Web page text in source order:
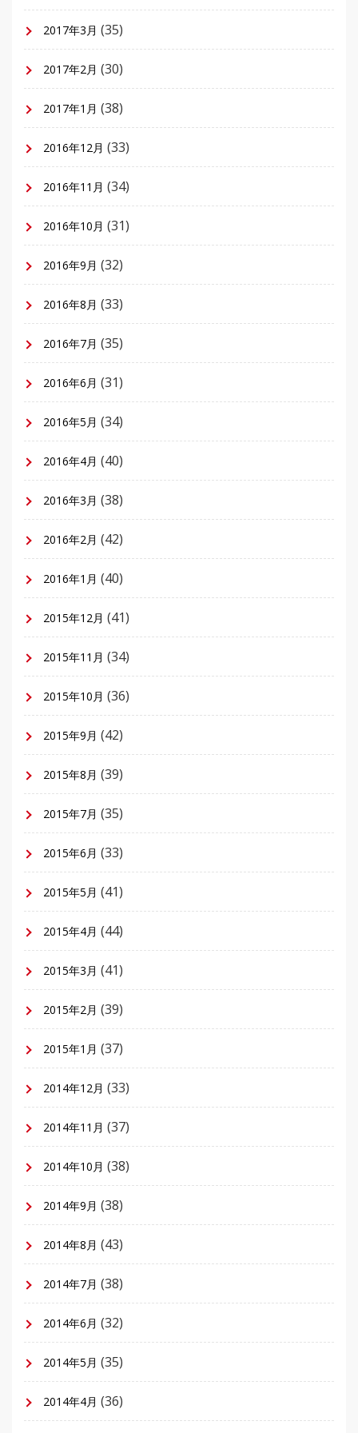
2017年3月 (35)
2017年2月 (30)
2017年1月 (38)
2016年12月 (33)
2016年11月 (34)
2016年10月 (31)
2016年9月 (32)
2016年8月 (33)
2016年7月 (35)
2016年6月 (31)
2016年5月 (34)
2016年4月 (40)
2016年3月 (38)
2016年2月 (42)
2016年1月 (40)
2015年12月 (41)
2015年11月 (34)
2015年10月 (36)
2015年9月 (42)
2015年8月 (39)
2015年7月 (35)
2015年6月 (33)
2015年5月 (41)
2015年4月 (44)
2015年3月 (41)
2015年2月 (39)
2015年1月 (37)
2014年12月 (33)
2014年11月 (37)
2014年10月 (38)
2014年9月 (38)
2014年8月 (43)
2014年7月 (38)
2014年6月 (32)
2014年5月 (35)
2014年4月 (36)